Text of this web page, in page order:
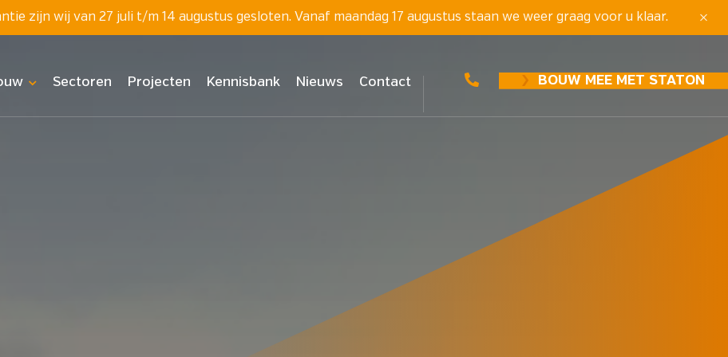
zijn wij van 27 juli t/m 14 augustus gesloten. Vanaf maandag 17 augustus staan we weer graag voor u klaar.
Sectoren Projecten Kennisbank Nieuws Contact BOUW MEE MET STATON